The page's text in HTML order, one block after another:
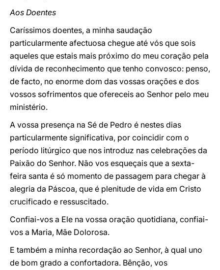
Aos Doentes
Caríssimos doentes, a minha saudação
particularmente afectuosa chegue até vós que sois
aqueles que estais mais próximo do meu coração pela
dívida de reconhecimento que tenho convosco: penso,
de facto, no enorme dom das vossas orações e dos
vossos sofrimentos que ofereceis ao Senhor pelo meu
ministério.
A vossa presença na Sé de Pedro é nestes dias
particularmente significativa, por coincidir com o
período litúrgico que nos introduz nas celebrações da
Paixão do Senhor. Não vos esqueçais que a sexta-
feira santa é só momento de passagem para chegar à
alegria da Páscoa, que é plenitude de vida em Cristo
crucificado e ressuscitado.
Confiai-vos a Ele na vossa oração quotidiana, confiai-
vos a Maria, Mãe Dolorosa.
E também a minha recordação ao Senhor, à qual uno
de bom grado a confortadora. Bênção, vos